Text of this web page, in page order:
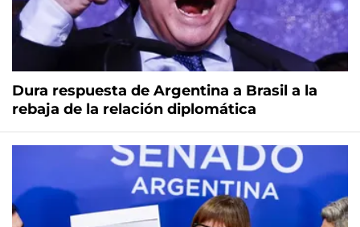
Dura respuesta de Argentina a Brasil a la
rebaja de la relación diplomática